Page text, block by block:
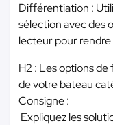
Différentiation :
sélection avec des
lecteur pour
H2 : Les options
de votre bateau
Consigne :
Expliquez les